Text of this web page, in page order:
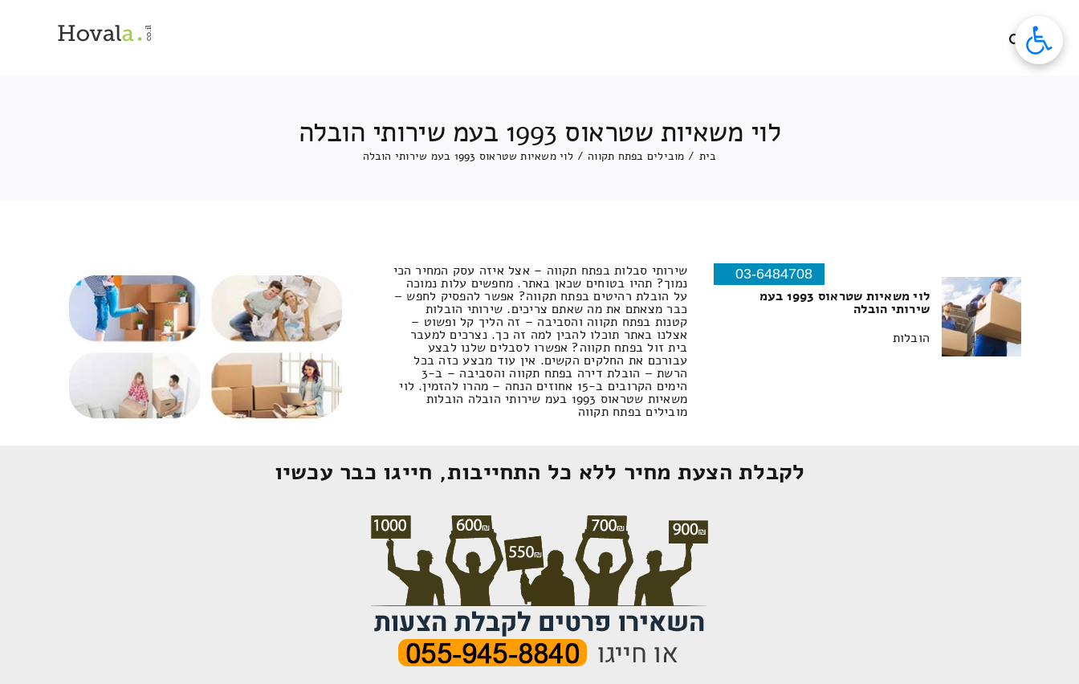
לוי משאיות שטראוס 1993 בעמ שירותי הובלה
בית / מובילים בפתח תקווה / לוי משאיות שטראוס 1993 בעמ שירותי הובלה
03-6484708
לוי משאיות שטראוס 1993 בעמ
שירותי הובלה
הובלות
שירותי סבלות בפתח תקווה – אצל איזה עסק המחיר הכי
נמוך? תהיו בטוחים שכאן באתר. מחפשים עלות נמוכה
על הובלת רהיטים בפתח תקווה? אפשר להפסיק לחפש –
כבר מצאתם את מה שאתם צריכים. שירותי הובלות
קטנות בפתח תקווה והסביבה – זה הליך קל ופשוט –
אצלנו באתר תוכלו להבין למה זה כך. נצרכים למעבר
בית זול בפתח תקווה? אפשרו לסבלים שלנו לבצע
עבורכם את החלקים הקשים. אין עוד מבצע כזה בכל
הרשת – הובלת דירה בפתח תקווה והסביבה – ב-3
הימים הקרובים ב-15 אחוזים הנחה – מהרו להזמין. לוי
משאיות שטראוס 1993 בעמ שירותי הובלה הובלות
מובילים בפתח תקווה
לקבלת הצעת מחיר ללא כל התחייבות, חייגו כבר עכשיו